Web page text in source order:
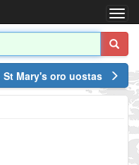
St Mary's oro uostas